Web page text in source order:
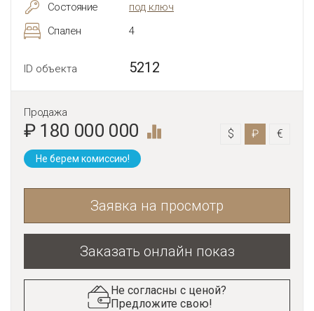
Состояние
под ключ
Спален
4
ID объекта 5212
Продажа
₽ 180 000 000 $ ₽ €
Не берем комиссию!
Заявка на просмотр
Заказать онлайн показ
Не согласны с ценой?
Предложите свою!